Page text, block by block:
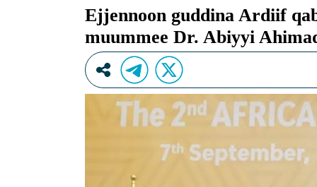
Ejjennoon guddina Ardiif
muummee Dr. Abiyyi